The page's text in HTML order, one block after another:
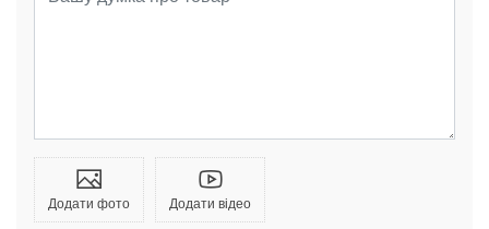
Додати фото Додати відео